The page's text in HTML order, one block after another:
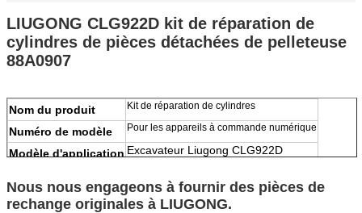
LIUGONG CLG922D kit de réparation de
cylindres de pièces détachées de pelleteuse
88A0907
Nom du produit Kit de réparation de cylindres
Numéro de modèle Pour les appareils à commande numérique
Modèle d'application Excavateur Liugong CLG922D
Nombre de pièces
1 pièces
Nous nous engageons à fournir des pièces de
rechange originales à LIUGONG.